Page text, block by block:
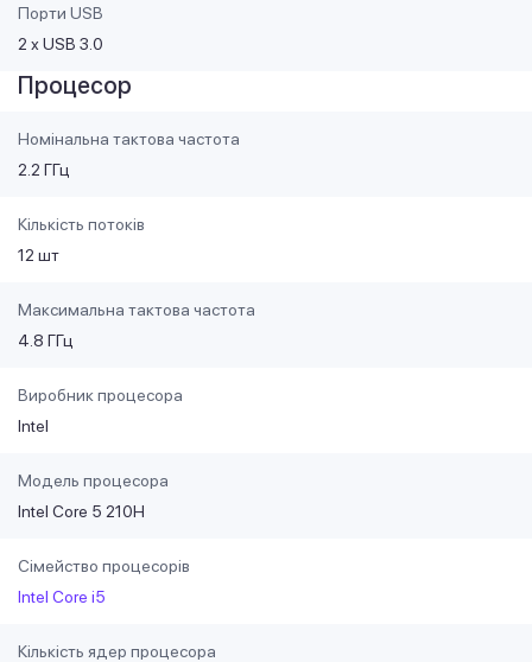
Порти USB
2 х USB 3.0
Процесор
Номінальна тактова частота
2.2 ГГц
Кількість потоків
12 шт
Максимальна тактова частота
4.8 ГГц
Виробник процесора
Intel
Модель процесора
Intel Core 5 210H
Сімейство процесорів
Intel Core i5
Кількість ядер процесора